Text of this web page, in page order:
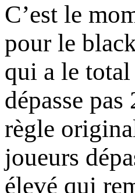
C’est le
pour le
qui a le
dépasse
règle
joueurs
élevé qui